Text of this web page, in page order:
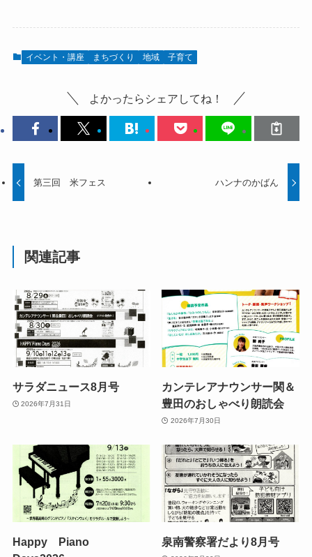
イベント・講座 まちづくり 地域 子育て
よかったらシェアしてね！
第三回 米フェス ハンナのかばん
関連記事
サラダニュース8月号
2026年7月31日
カンテレアナウンサー関＆
豊田のおしゃべり朗読会
2026年7月30日
Happy Piano
泉南警察署だより8月号